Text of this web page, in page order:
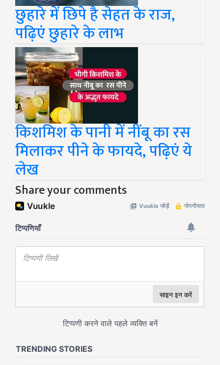
छुहारे में छिपे है सेहत के राज,
पढ़िएं छुहारे के लाभ
किशमिश के पानी में नींबू का रस
मिलाकर पीने के फायदे, पढ़िएं ये
लेख
Share your comments